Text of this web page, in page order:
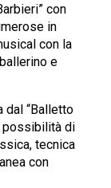
con
in
con la
e
dal “Balletto
possibilità di
tecnica
con